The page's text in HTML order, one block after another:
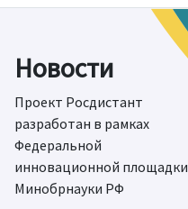
Новости
Проект Росдистант
разработан в рамках
Федеральной
инновационной площадки
Минобрнауки РФ